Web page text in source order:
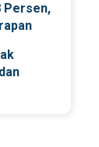
Persen,